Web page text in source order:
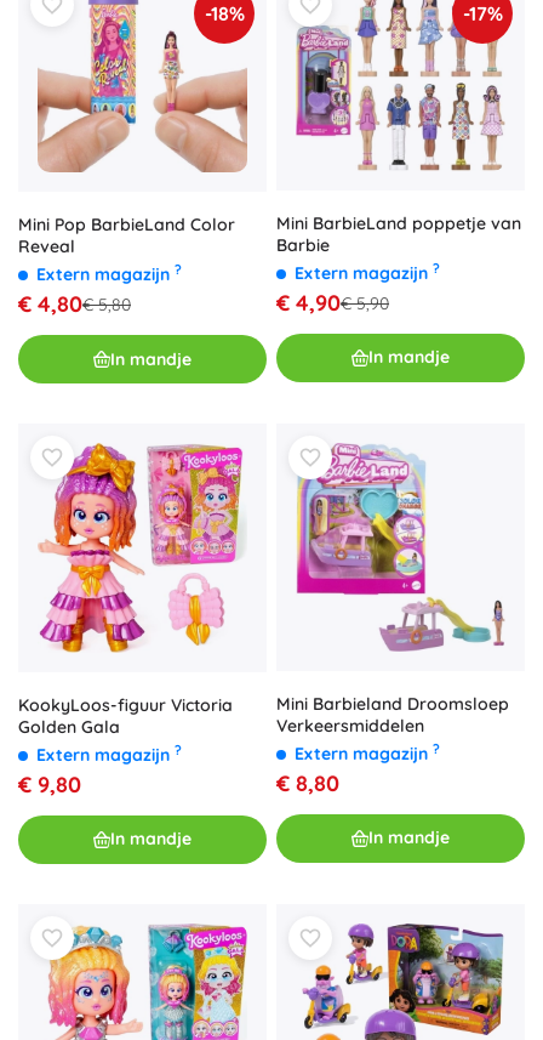
-18%
Mini Pop BarbieLand Color
Reveal
Extern magazijn ?
€ 4,80€ 5,80
In mandje
-17%
Mini BarbieLand poppetje van
Barbie
Extern magazijn ?
€ 4,90€ 5,90
In mandje
KookyLoos-figuur Victoria
Golden Gala
Extern magazijn ?
€ 9,80
In mandje
Mini Barbieland Droomsloep
Verkeersmiddelen
Extern magazijn ?
€ 8,80
In mandje